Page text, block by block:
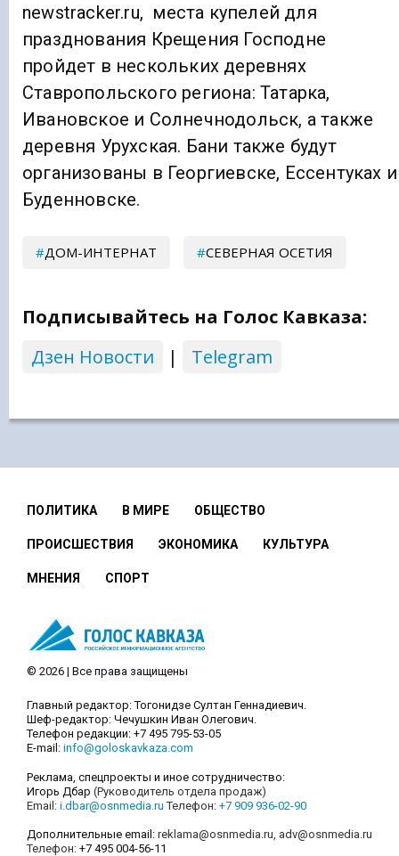
newstracker.ru, места купелей для
празднования Крещения Господне
пройдет в нескольких деревнях
Ставропольского региона: Татарка,
Ивановское и Солнечнодольск, а также
деревня Урухская. Бани также будут
организованы в Георгиевске, Ессентуках и
Буденновске.
ДОМ-ИНТЕРНАТ СЕВЕРНАЯ ОСЕТИЯ
Подписывайтесь на Голос Кавказа:
Дзен Новости
| Telegram
ПОЛИТИКА В МИРЕ ОБЩЕСТВО
ПРОИСШЕСТВИЯ ЭКОНОМИКА КУЛЬТУРА
МНЕНИЯ СПОРТ
© 2026 | Все права защищены
Главный редактор: Тогонидзе Султан Геннадиевич.
Шеф-редактор: Чечушкин Иван Олегович.
Телефон редакции: +7 495 795-53-05
E-mail: info@goloskavkaza.com
Реклама, спецпроекты и иное сотрудничество:
Игорь Дбар (Руководитель отдела продаж)
Email: i.dbar@osnmedia.ru Телефон: +7 909 936-02-90
Дополнительные email: reklama@osnmedia.ru, adv@osnmedia.ru
Телефон: +7 495 004-56-11